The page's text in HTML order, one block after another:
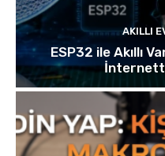
AKILLI
ESP32 ile Akıllı